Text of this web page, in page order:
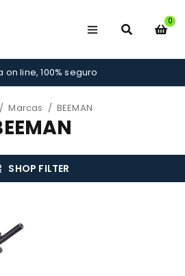
0
on line, 100% seguro
/ Marcas / BEEMAN
SHOP FILTER